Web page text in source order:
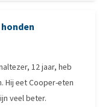
12 jaar, heb
Hij eet Cooper-eten
veel beter.